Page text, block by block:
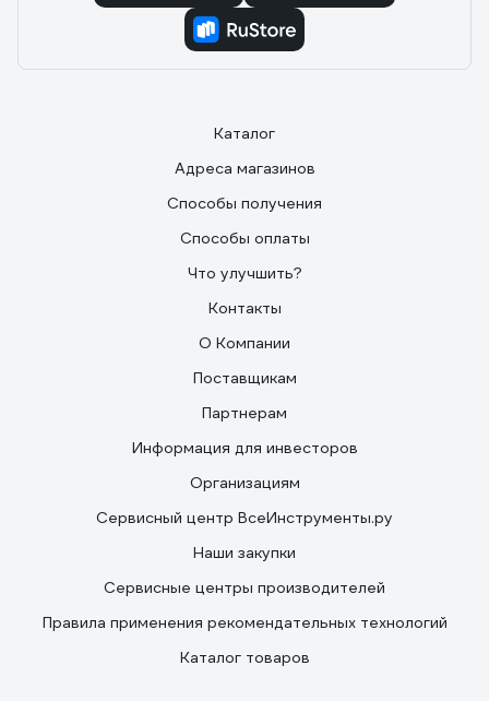
Каталог
Адреса магазинов
Способы получения
Способы оплаты
Что улучшить?
Контакты
О Компании
Поставщикам
Партнерам
Информация для инвесторов
Организациям
Сервисный центр ВсеИнструменты.ру
Наши закупки
Сервисные центры производителей
Правила применения рекомендательных технологий
Каталог товаров